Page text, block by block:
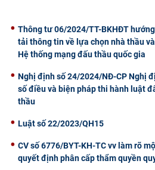
Thông tư 06/2024/TT-BKHĐT
tải thông tin về lựa chọn nhà thầu
Hệ thống mạng đấu thầu quốc gia
Nghị định số 24/2024/NĐ-CP Nghị
số điều và biện pháp thi hành luật
thầu
Luật số 22/2023/QH15
CV số 6776/BYT-KH-TC vv làm rõ
quyết định phân cấp thẩm quyền